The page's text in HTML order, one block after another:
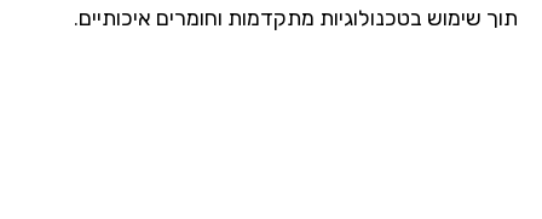
שימוש בטכנולוגיות מתקדמות וחומרים איכותיים.